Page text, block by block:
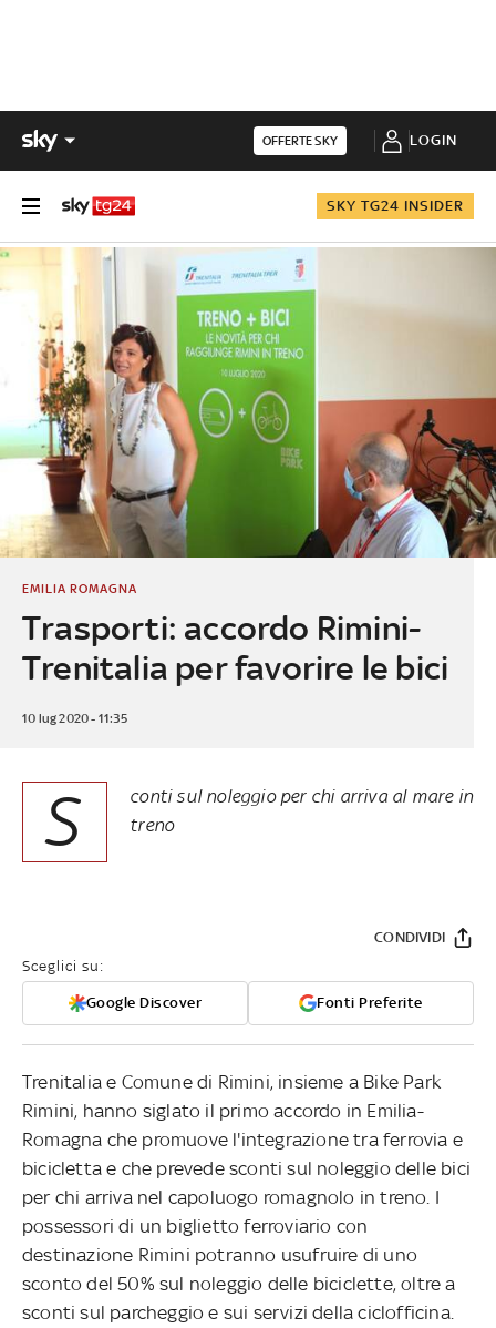
OFFERTE SKY LOGIN
SKY TG24 INSIDER
Trasporti: accordo Rimini-
Trenitalia per favorire le bici
EMILIA ROMAGNA
10 lug 2020 - 11:35
S
conti sul noleggio per chi arriva al mare in
treno
Sceglici su:
Google Discover Fonti Preferite
CONDIVIDI
Trenitalia e Comune di Rimini, insieme a Bike Park
Rimini, hanno siglato il primo accordo in Emilia-
Romagna che promuove l'integrazione tra ferrovia e
bicicletta e che prevede sconti sul noleggio delle bici
per chi arriva nel capoluogo romagnolo in treno. I
possessori di un biglietto ferroviario con
destinazione Rimini potranno usufruire di uno
sconto del 50% sul noleggio delle biciclette, oltre a
sconti sul parcheggio e sui servizi della ciclofficina.